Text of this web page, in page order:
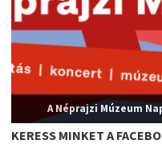
A Néprajzi Múzeum
KERESS MINKET A